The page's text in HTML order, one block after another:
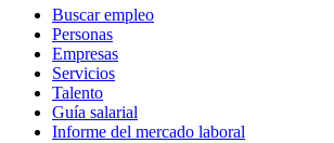
Buscar empleo
Personas
Empresas
Servicios
Talento
Guía salarial
Informe del mercado laboral